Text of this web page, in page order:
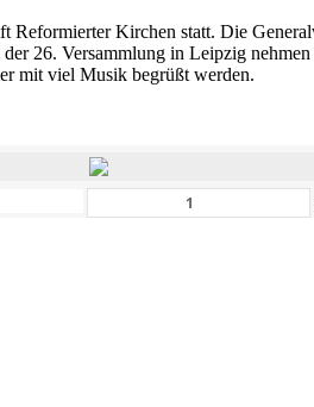
Kirchen statt. Die
26. Versammlung in Leipzig
mit viel Musik begrüßt werden.